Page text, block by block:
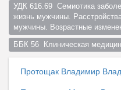
УДК 616.69  Семиотика
жизнь мужчины.
мужчины. Возрастные
ББК 56  Клиническая
Протощак Владимир